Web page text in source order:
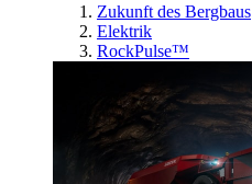
Zukunft des Bergbaus
Elektrik
RockPulse™